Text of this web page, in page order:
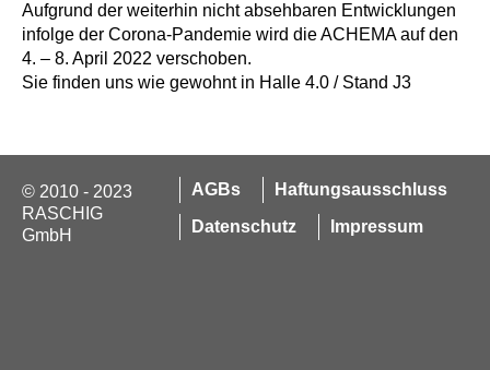
Aufgrund der weiterhin nicht absehbaren Entwicklungen
infolge der Corona-Pandemie wird die ACHEMA auf den
4. – 8. April 2022 verschoben.
Sie finden uns wie gewohnt in Halle 4.0 / Stand J3
© 2010 - 2023
RASCHIG
GmbH
AGBs
Haftungsausschluss
Datenschutz
Impressum